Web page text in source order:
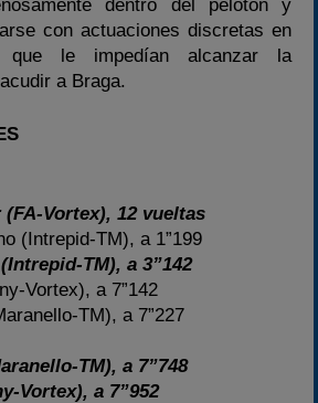
dentro del pelotón y
con actuaciones discretas en
que le impedían alcanzar la
a Braga.
Vortex), 12 vueltas
(Intrepid-TM), a 1”199
TM), a 3”142
Vortex), a 7”142
TM), a 7”227
TM), a 7”748
Vortex), a 7”952